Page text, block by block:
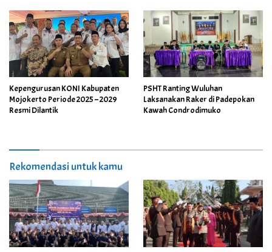
Kepengurusan KONI Kabupaten
Mojokerto Periode 2025 – 2029
Resmi Dilantik
PSHT Ranting Wuluhan
Laksanakan Raker di Padepokan
Kawah Condrodimuko
Rekomendasi untuk kamu